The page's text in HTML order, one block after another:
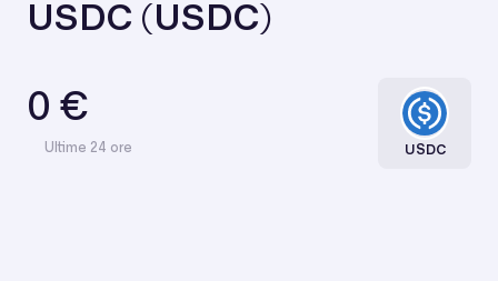
USDC (USDC)
0 €
Ultime 24 ore USDC